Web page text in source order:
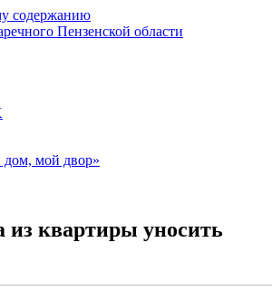
содержанию
мой двор»
из квартиры уносить